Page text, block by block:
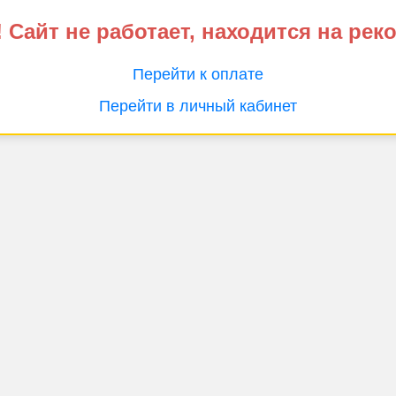
не работает, находится на
Перейти к оплате
Перейти в личный кабинет